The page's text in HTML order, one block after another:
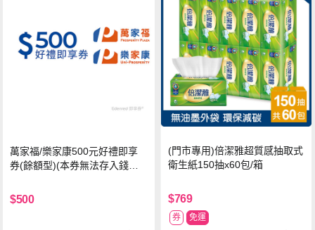
萬家福/樂家康500元好禮即享
券(餘額型)(本券無法存入錢包
$500
(門市專用)倍潔雅超質感抽取式
衛生紙150抽x60包/箱
$769
券 免運